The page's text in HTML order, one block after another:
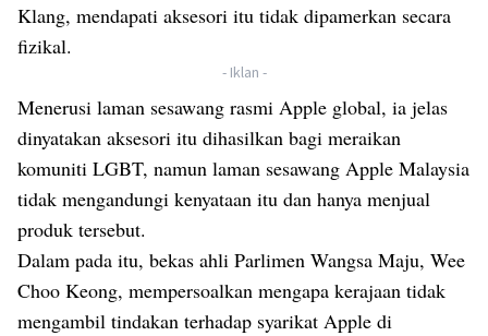
Klang, mendapati aksesori itu tidak dipamerkan secara
fizikal.
- Iklan -
Menerusi laman sesawang rasmi Apple global, ia jelas
dinyatakan aksesori itu dihasilkan bagi meraikan
komuniti LGBT, namun laman sesawang Apple Malaysia
tidak mengandungi kenyataan itu dan hanya menjual
produk tersebut.
Dalam pada itu, bekas ahli Parlimen Wangsa Maju, Wee
Choo Keong, mempersoalkan mengapa kerajaan tidak
mengambil tindakan terhadap syarikat Apple di